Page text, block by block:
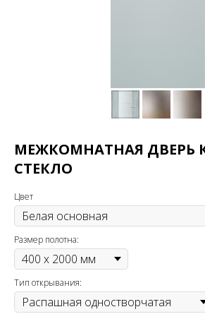
МЕЖКОМНАТНАЯ ДВЕРЬ
СТЕКЛО
Цвет
Размер полотна:
Тип открывания: